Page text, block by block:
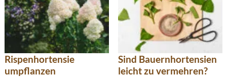
Rispenhortensie
umpflanzen
Sind Bauernhortensien
leicht zu vermehren?